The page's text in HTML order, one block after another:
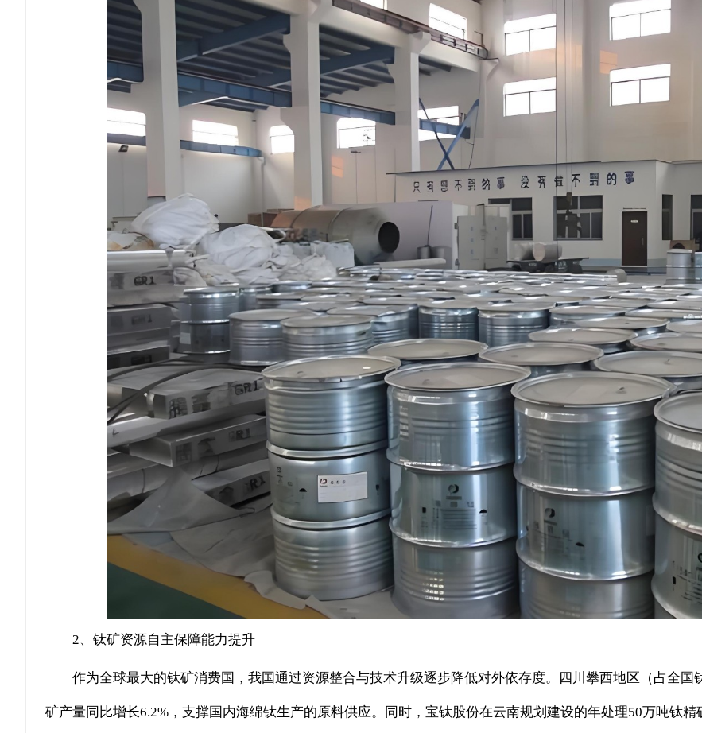
2、钛矿资源自主保障能力提升
作为全球最大的钛矿消费国，我国通过资源整合与技术升级逐步降低对外依存度。四川攀西地区（占全
矿产量同比增长6.2%，支撑国内海绵钛生产的原料供应。同时，宝钛股份在云南规划建设的年处理50万吨钛